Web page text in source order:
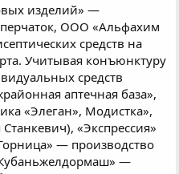
изделий» —
ООО «Альфахим
средств на
Учитывая конъюнктуру
средств
аптечная база»,
«Элеган», Модистка»,
«Экспрессия»
— производство
—